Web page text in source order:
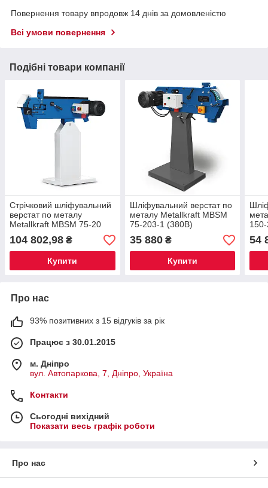
Повернення товару впродовж 14 днів за домовленістю
Всі умови повернення
Подібні товари компанії
Стрічковий шліфувальний
верстат по металу
Metallkraft MBSM 75-20
104 802,98 ₴
Купити
Шліфувальний верстат по
металу Metallkraft MBSM
75-203-1 (380В)
35 880₴
Купити
54
Про нас
93% позитивних з 15 відгуків за рік
Працює з 30.01.2015
м. Дніпро
вул. Автопаркова, 7, Дніпро, Україна
Контакти
Сьогодні вихідний
Показати весь графік роботи
Про нас